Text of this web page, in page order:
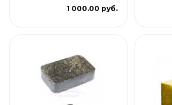
1 000.00 руб.